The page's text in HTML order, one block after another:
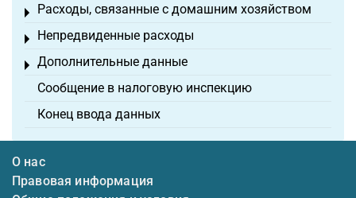
Расходы, связанные с домашним хозяйством
Toggle menu
Непредвиденные расходы
Toggle menu
Дополнительные данные
Toggle menu
Сообщение в налоговую инспекцию
Конец ввода данных
О нас
Правовая информация